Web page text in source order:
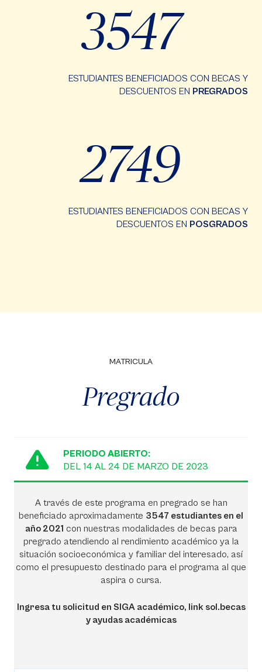
3547
ESTUDIANTES BENEFICIADOS CON BECAS Y
DESCUENTOS EN PREGRADOS
2749
ESTUDIANTES BENEFICIADOS CON BECAS Y
DESCUENTOS EN POSGRADOS
MATRICULA
Pregrado
PERIODO ABIERTO:
DEL 14 AL 24 DE MARZO DE 2023
A través de este programa en pregrado se han
beneficiado aproximadamente 3547 estudiantes en el
año 2021 con nuestras modalidades de becas para
pregrado atendiendo al rendimiento académico ya la
situación socioeconómica y familiar del interesado, así
como el presupuesto destinado para el programa al que
aspira o cursa.
Ingresa tu solicitud en SIGA académico, link sol.becas
y ayudas académicas